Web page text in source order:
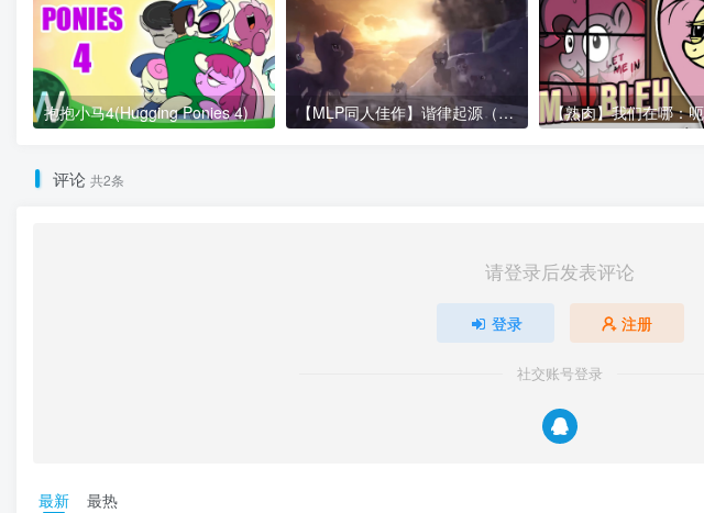
抱抱小马4(Hugging Ponies 4) 【MLP同人佳作】谐律起源（The Beginning of Harmony） 【熟肉】我们在哪：
评论 共2条
请登录后发表评论
登录 注册
社交账号登录
最新 最热